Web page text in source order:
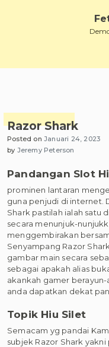
Razor Shark
Posted onJanuari 24, 2023
by Jeremy Peterson
Pandangan Slot
prominen lantaran
guna penjudi di internet.
Shark pastilah ialah satu
secara menunjuk-
menggembirakan
Senyampang Razor
gambar main secara
sebagai apakah alias
akankah gamer
anda dapatkan dekat
Topik Hiu Silet
Semacam yg pandai
subjek Razor Shark